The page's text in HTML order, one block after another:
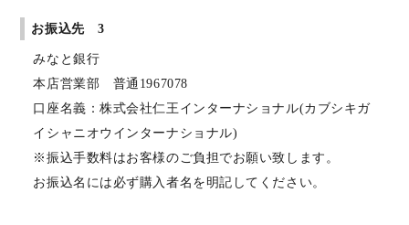
お振込先 3
みなと銀行
本店営業部 普通1967078
口座名義：株式会社仁王インターナショナル(カブシキガ
イシャニオウインターナショナル)
※振込手数料はお客様のご負担でお願い致します。
お振込名には必ず購入者名を明記してください。